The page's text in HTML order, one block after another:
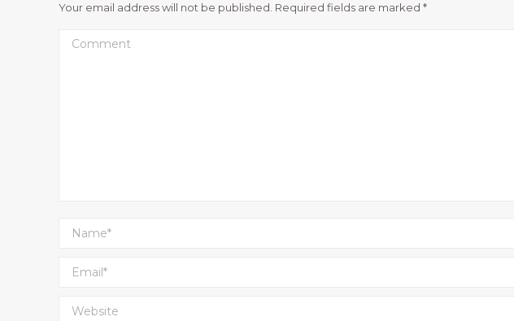
Your email address will not be published. Required fields are marked *
Comment
Name *
Email *
Website